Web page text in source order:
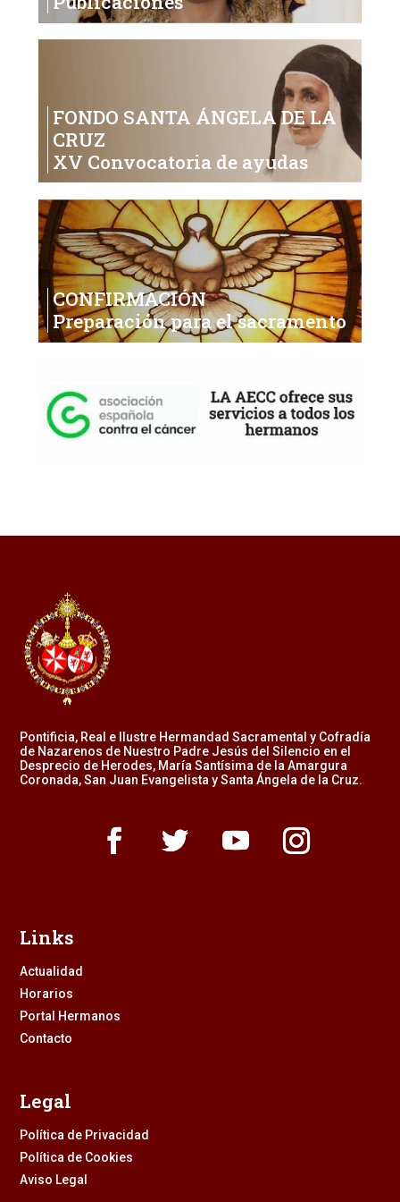
FONDO SANTA ÁNGELA DE LA
CRUZ
XV Convocatoria de ayudas
CONFIRMACIÓN
Preparación para el sacramento
Pontificia, Real e Ilustre Hermandad Sacramental y Cofradía
de Nazarenos de Nuestro Padre Jesús del Silencio en el
Desprecio de Herodes, María Santísima de la Amargura
Coronada, San Juan Evangelista y Santa Ángela de la Cruz.
Links
Actualidad
Horarios
Portal Hermanos
Contacto
Legal
Política de Privacidad
Política de Cookies
Aviso Legal